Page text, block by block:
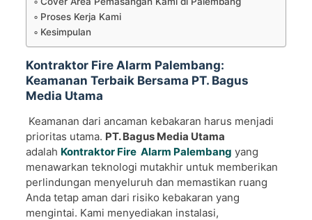
Proses Kerja Kami
Kesimpulan
Kontraktor Fire Alarm Palembang:
Keamanan Terbaik Bersama PT. Bagus
Media Utama
Keamanan dari ancaman kebakaran harus menjadi
prioritas utama. PT. Bagus Media Utama
adalah Kontraktor Fire Alarm Palembang yang
menawarkan teknologi mutakhir untuk memberikan
perlindungan menyeluruh dan memastikan ruang
Anda tetap aman dari risiko kebakaran yang
mengintai. Kami menyediakan instalasi,